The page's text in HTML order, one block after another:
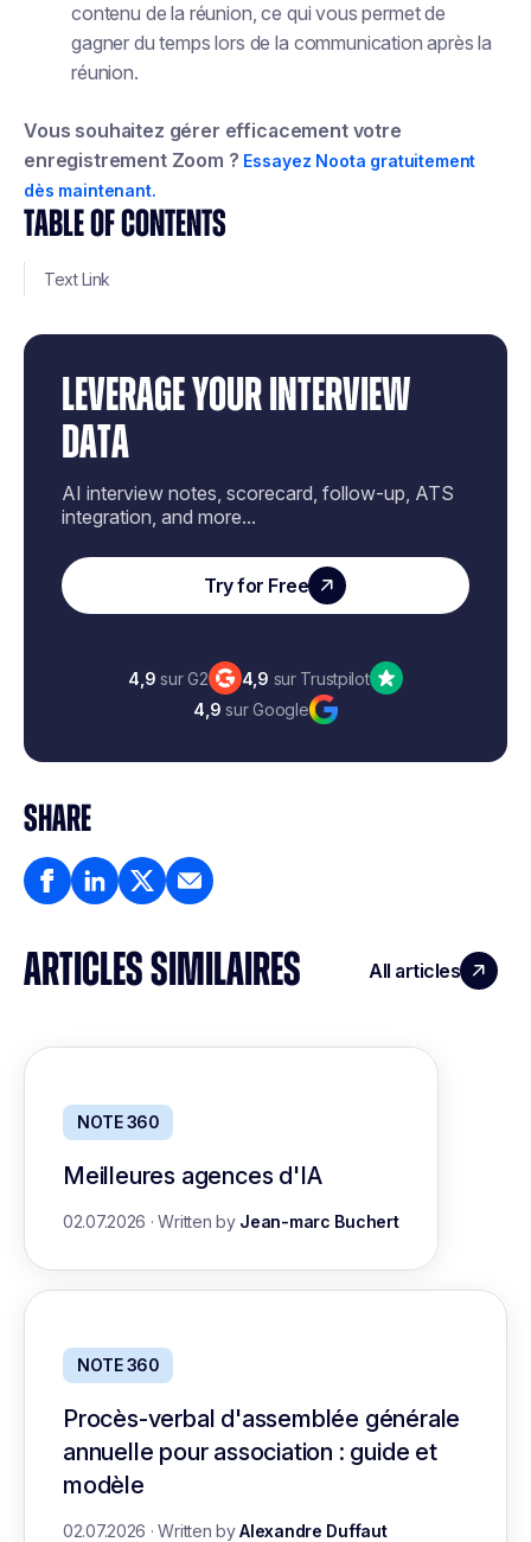
TABLE OF CONTENTS
Text Link
LEVERAGE YOUR INTERVIEW
DATA
AI interview notes, scorecard, follow-up, ATS
integration, and more...
Try for Free
4,9 sur G2 4,9 sur Trustpilot
4,9 sur Google
SHARE
contenu de la réunion, ce qui vous permet de
gagner du temps lors de la communication après la
réunion.
Vous souhaitez gérer efficacement votre
enregistrement Zoom ? Essayez Noota gratuitement
dès maintenant.
ARTICLES SIMILAIRES All articles
NOTE 360
Meilleures agences d'IA
02.07.2026 ·Written by Jean-marc Buchert
NOTE 360
Procès-verbal d'assemblée générale
annuelle pour association : guide et
modèle
02.07.2026 ·Written byAlexandre Duffaut